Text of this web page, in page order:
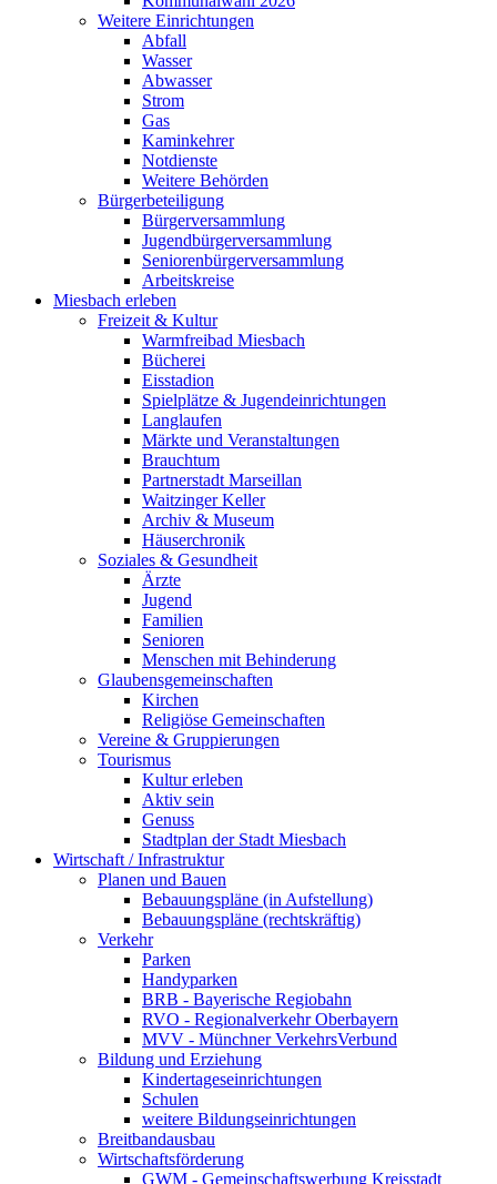
Weitere Einrichtungen
Abfall
Wasser
Abwasser
Strom
Gas
Kaminkehrer
Notdienste
Weitere Behörden
Bürgerbeteiligung
Bürgerversammlung
Jugendbürgerversammlung
Seniorenbürgerversammlung
Arbeitskreise
Miesbach erleben
Freizeit & Kultur
Warmfreibad Miesbach
Bücherei
Eisstadion
Spielplätze & Jugendeinrichtungen
Langlaufen
Märkte und Veranstaltungen
Brauchtum
Partnerstadt Marseillan
Waitzinger Keller
Archiv & Museum
Häuserchronik
Soziales & Gesundheit
Ärzte
Jugend
Familien
Senioren
Menschen mit Behinderung
Glaubensgemeinschaften
Kirchen
Religiöse Gemeinschaften
Vereine & Gruppierungen
Tourismus
Kultur erleben
Aktiv sein
Genuss
Stadtplan der Stadt Miesbach
Wirtschaft / Infrastruktur
Planen und Bauen
Bebauungspläne (in Aufstellung)
Bebauungspläne (rechtskräftig)
Verkehr
Parken
Handyparken
BRB - Bayerische Regiobahn
RVO - Regionalverkehr Oberbayern
MVV - Münchner VerkehrsVerbund
Bildung und Erziehung
Kindertageseinrichtungen
Schulen
weitere Bildungseinrichtungen
Breitbandausbau
Wirtschaftsförderung
GWM - Gemeinschaftswerbung Kreisstadt